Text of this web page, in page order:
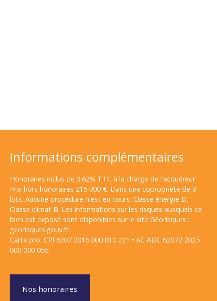
Informations complémentaires
Honoraires inclus de 3.62% TTC à la charge de l'acquéreur.
Prix hors honoraires 215 000 €. Dans une copropriété de 9
lots. Aucune procédure n'est en cours. Classe énergie D,
Classe climat B. Les informations sur les risques auxquels ce
bien est exposé sont disponibles sur le site Géorisques :
georisques.gouv.fr.
Carte pro. CPI 6207 2016 000 010 221 • AC ADC 62072 2025
000 000 055
Nos honoraires